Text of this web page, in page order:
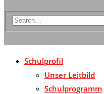
Schulprofil
Unser Leitbild
Schulprogramm